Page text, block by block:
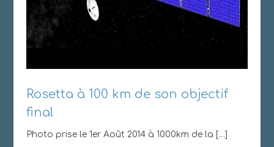
Rosetta à 100 km de son objectif
final
Photo prise le 1er Août 2014 à 1000km de la […]